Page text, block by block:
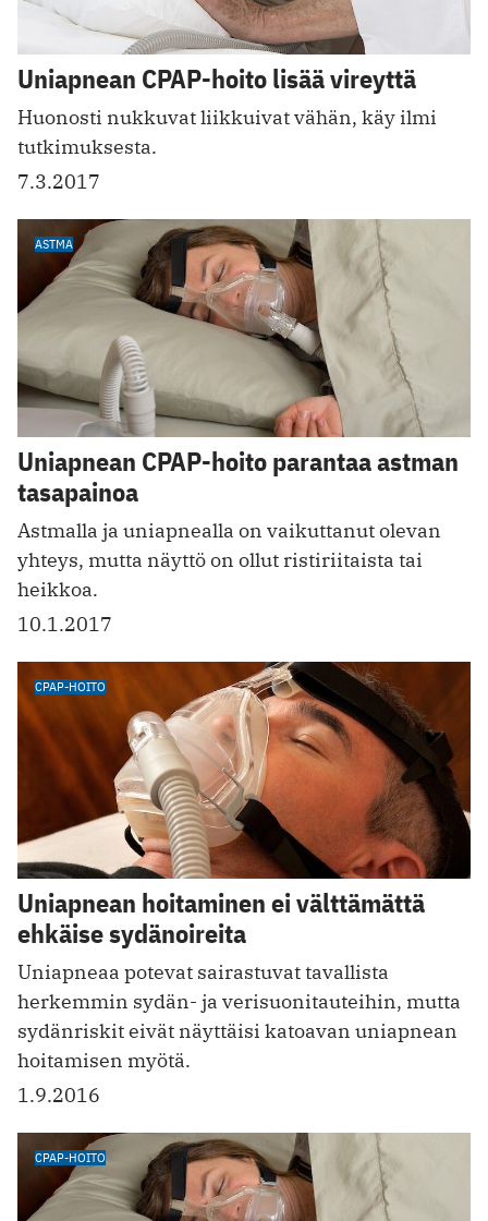
Uniapnean CPAP-hoito lisää vireyttä
Huonosti nukkuvat liikkuivat vähän, käy ilmi
tutkimuksesta.
7.3.2017
ASTMA
Uniapnean CPAP-hoito parantaa astman
tasapainoa
Astmalla ja uniapnealla on vaikuttanut olevan
yhteys, mutta näyttö on ollut ristiriitaista tai
heikkoa.
10.1.2017
CPAP-HOITO
Uniapnean hoitaminen ei välttämättä
ehkäise sydänoireita
Uniapneaa potevat sairastuvat tavallista
herkemmin sydän- ja verisuonitauteihin, mutta
sydänriskit eivät näyttäisi katoavan uniapnean
hoitamisen myötä.
1.9.2016
CPAP-HOITO